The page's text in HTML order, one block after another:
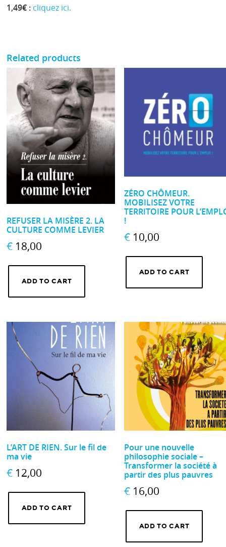
1,49€ : cliquez ici.
Related products
REFUSER LA MISÈRE 2. LA
CULTURE COMME LEVIER
€ 18,00
ADD TO CART
ZÉRO CHÔMEUR.
MOBILISEZ VOTRE
TERRITOIRE POUR
!
€ 10,00
ADD TO CART
L’ART DE RIEN. Sur le fil de
ma vie
€ 12,00
ADD TO CART
Pour une nouvelle
philosophie sociale –
Transformer la société à
partir des plus pauvres
€ 16,00
ADD TO CART